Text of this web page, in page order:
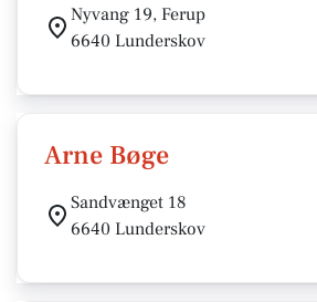
Nyvang 19, Ferup
6640 Lunderskov
Arne Bøge
Sandvænget 18
6640 Lunderskov